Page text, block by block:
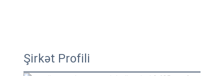
Şirkət Profili